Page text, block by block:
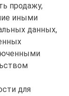
продажу,
иными
данных,
для